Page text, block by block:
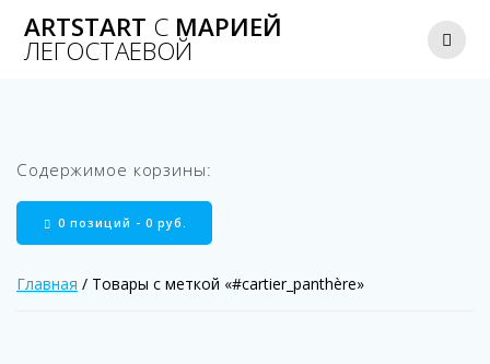
содержимому
ARTSTART С МАРИЕЙ
ЛЕГОСТАЕВОЙ
Содержимое корзины:
0 позиций - 0 руб.
Главная / Товары с меткой «#cartier_panthère»